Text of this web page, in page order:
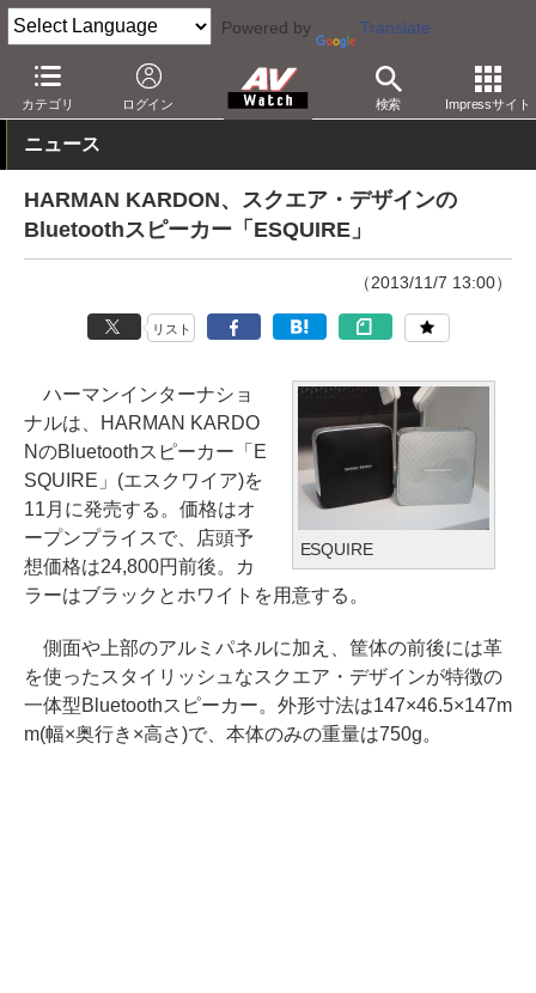
Powered by Translate
カテゴリ ログイン 検索 Impressサイト
AV Watch 製品 Bluetoothスピーカー
ニュース
HARMAN KARDON、スクエア・デザインの
Bluetoothスピーカー「ESQUIRE」
（2013/11/7 13:00）
リスト
ESQUIRE
ハーマンインターナショ
ナルは、HARMAN KARDO
NのBluetoothスピーカー「E
SQUIRE」(エスクワイア)を
11月に発売する。価格はオ
ープンプライスで、店頭予
想価格は24,800円前後。カ
ラーはブラックとホワイトを用意する。
側面や上部のアルミパネルに加え、筐体の前後には革
を使ったスタイリッシュなスクエア・デザインが特徴の
一体型Bluetoothスピーカー。外形寸法は147×46.5×147m
m(幅×奥行き×高さ)で、本体のみの重量は750g。